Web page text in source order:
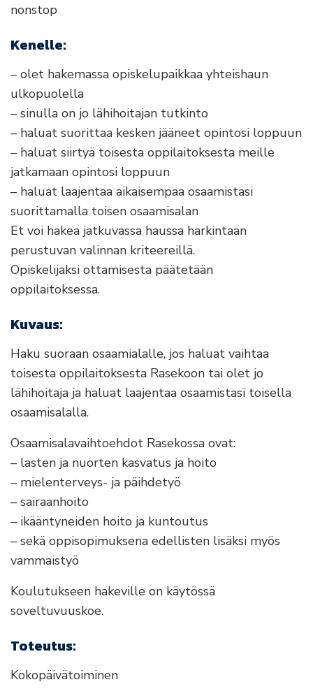
nonstop
Kenelle:
– olet hakemassa opiskelupaikkaa yhteishaun
ulkopuolella
– sinulla on jo lähihoitajan tutkinto
– haluat suorittaa kesken jääneet opintosi loppuun
– haluat siirtyä toisesta oppilaitoksesta meille
jatkamaan opintosi loppuun
– haluat laajentaa aikaisempaa osaamistasi
suorittamalla toisen osaamisalan
Et voi hakea jatkuvassa haussa harkintaan
perustuvan valinnan kriteereillä.
Opiskelijaksi ottamisesta päätetään
oppilaitoksessa.
Kuvaus:
Haku suoraan osaamialalle, jos haluat vaihtaa
toisesta oppilaitoksesta Rasekoon tai olet jo
lähihoitaja ja haluat laajentaa osaamistasi toisella
osaamisalalla.
Osaamisalavaihtoehdot Rasekossa ovat:
– lasten ja nuorten kasvatus ja hoito
– mielenterveys- ja päihdetyö
– sairaanhoito
– ikääntyneiden hoito ja kuntoutus
– sekä oppisopimuksena edellisten lisäksi myös
vammaistyö
Koulutukseen hakeville on käytössä
soveltuvuuskoe.
Toteutus:
Kokopäivätoiminen